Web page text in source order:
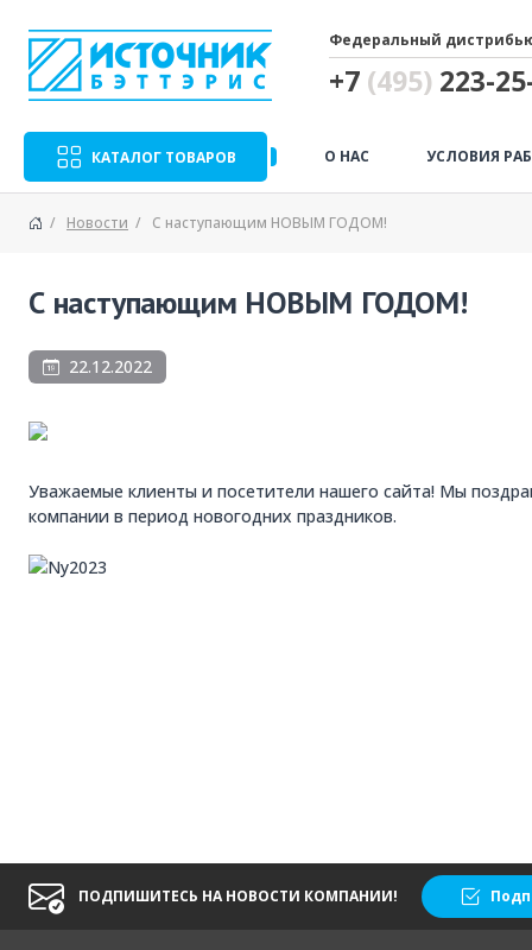
Федеральный
+7 (495) 223-
КАТАЛОГ ТОВАРОВ О НАС УСЛОВИЯ
Новости С наступающим НОВЫМ ГОДОМ!
С наступающим НОВЫМ ГОДОМ!
22.12.2022
Уважаемые клиенты и посетители нашего сайта! Мы
компании в период новогодних праздников.
ПОДПИШИТЕСЬ НА НОВОСТИ КОМПАНИИ!